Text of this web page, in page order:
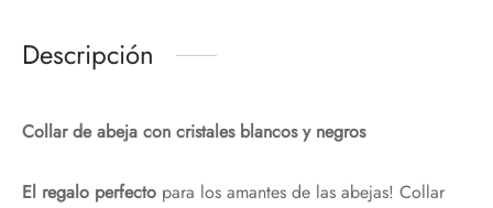
Descripción
Collar de abeja con cristales blancos y negros
El regalo perfecto para los amantes de las abejas! Collar